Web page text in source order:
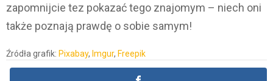
zapomnijcie tez pokazać tego znajomym – niech oni
także poznają prawdę o sobie samym!
Źródła grafik: Pixabay, Imgur, Freepik